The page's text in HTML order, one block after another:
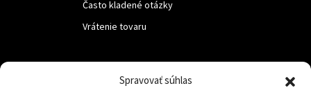
Spravovať súhlas
Často kladené otázky
Vrátenie tovaru